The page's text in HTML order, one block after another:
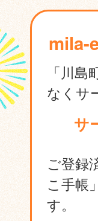
mila-
「川
なくサ
サ
ご登録
こ手帳
す。